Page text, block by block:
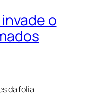
o
da folia